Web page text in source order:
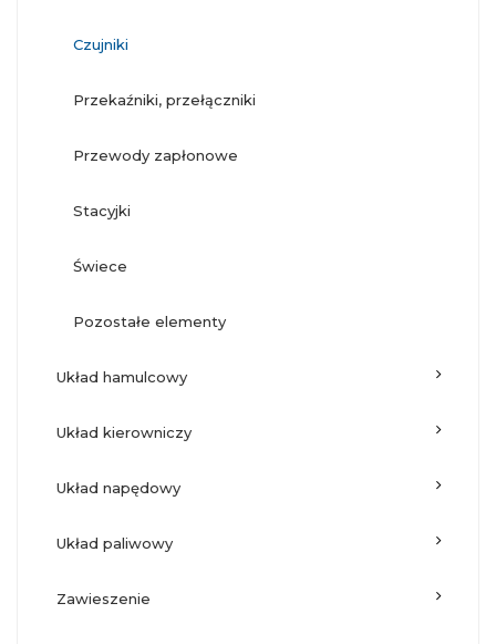
czujniki
przekaźniki, przełączniki
przewody zapłonowe
stacyjki
świece
pozostałe elementy
układ hamulcowy
układ kierowniczy
układ napędowy
układ paliwowy
zawieszenie